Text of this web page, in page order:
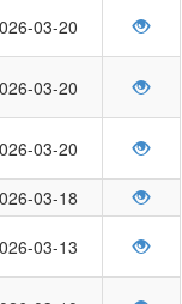
03-20
03-20
03-20
03-18
03-13